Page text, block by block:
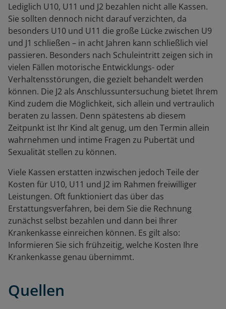
Lediglich U10, U11 und J2 bezahlen nicht alle Kassen.
Sie sollten dennoch nicht darauf verzichten, da
besonders U10 und U11 die große Lücke zwischen U9
und J1 schließen – in acht Jahren kann schließlich viel
passieren. Besonders nach Schuleintritt zeigen sich in
vielen Fällen motorische Entwicklungs- oder
Verhaltensstörungen, die gezielt behandelt werden
können. Die J2 als Anschlussuntersuchung bietet Ihrem
Kind zudem die Möglichkeit, sich allein und vertraulich
beraten zu lassen. Denn spätestens ab diesem
Zeitpunkt ist Ihr Kind alt genug, um den Termin allein
wahrnehmen und intime Fragen zu Pubertät und
Sexualität stellen zu können.
Viele Kassen erstatten inzwischen jedoch Teile der
Kosten für U10, U11 und J2 im Rahmen freiwilliger
Leistungen. Oft funktioniert das über das
Erstattungsverfahren, bei dem Sie die Rechnung
zunächst selbst bezahlen und dann bei Ihrer
Krankenkasse einreichen können. Es gilt also:
Informieren Sie sich frühzeitig, welche Kosten Ihre
Krankenkasse genau übernimmt.
Quellen